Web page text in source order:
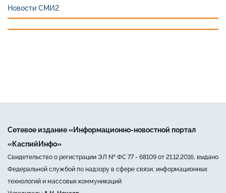
Новости СМИ2
Сетевое издание «Информационно-новостной портал
«КаспийИнфо»
Свидетельство о регистрации ЭЛ № ФС 77 - 68109 от 21.12.2016, выдано
Федеральной службой по надзору в сфере связи, информационных
технологий и массовых коммуникаций